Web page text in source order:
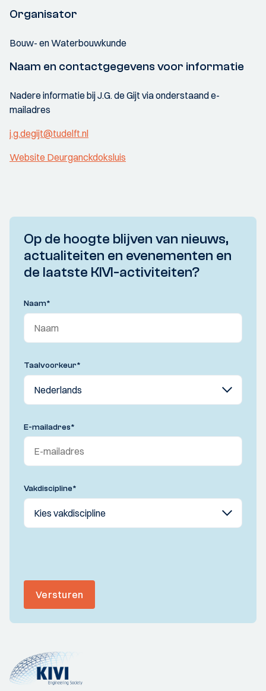
Organisator
Bouw- en Waterbouwkunde
Naam en contactgegevens voor informatie
Nadere informatie bij J.G. de Gijt via onderstaand e-
mailadres
j.g.degijt@tudelft.nl
Website Deurganckdoksluis
Op de hoogte blijven van nieuws,
actualiteiten en evenementen en
de laatste KIVI-activiteiten?
Naam*
Taalvoorkeur*
E-mailadres*
Vakdiscipline*
Versturen